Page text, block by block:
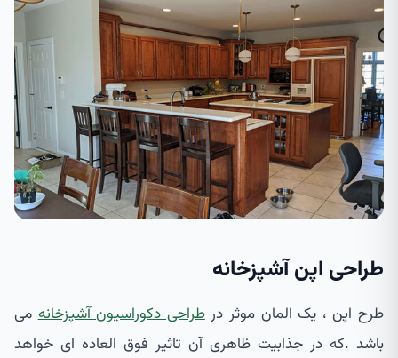
طراحی اپن آشپزخانه
طرح اپن ، یک المان موثر درطراحی دکوراسیون آشپزخانهمی
باشد .که در جذابیت ظاهری آن تاثیر فوق العاده ای خواهد